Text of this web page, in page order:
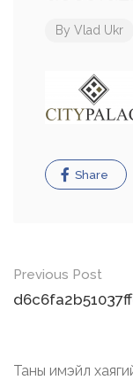
By Vlad Ukr
Share
Post
Previous Post
Таны имэйл